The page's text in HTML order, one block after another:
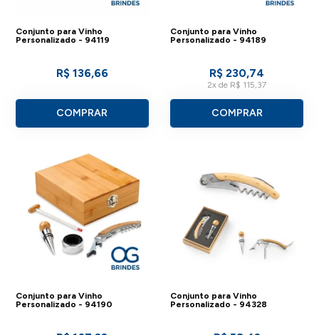
Conjunto para Vinho
Personalizado - 94119
R$ 136,66
COMPRAR
Conjunto para Vinho
Personalizado - 94189
R$ 230,74
2x de R$ 115,37
COMPRAR
Conjunto para Vinho
Personalizado - 94190
Conjunto para Vinho
Personalizado - 94328